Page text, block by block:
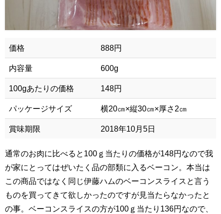
価格 888円
内容量 600g
100gあたりの価格 148円
パッケージサイズ 横20㎝×縦30㎝×厚さ2㎝
賞味期限 2018年10月5日
通常のお肉に比べると100ｇ当たりの価格が148円なので我
が家にとってはぜいたく品の部類に入るベーコン。本当は
この商品ではなく同じ伊藤ハムのベーコンスライスと言う
ものを買ってきて欲しかったのですが見当たらなかったと
の事。ベーコンスライスの方が100ｇ当たり136円なので、